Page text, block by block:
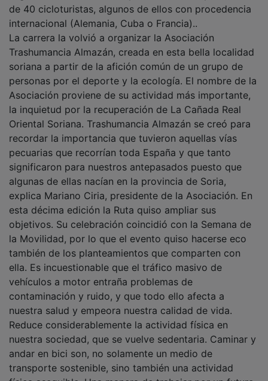
internacional (Alemania, Cuba o Francia)..
La carrera la volvió a organizar la Asociación
Trashumancia Almazán, creada en esta bella localidad
soriana a partir de la afición común de un grupo de
personas por el deporte y la ecología. El nombre de la
Asociación proviene de su actividad más importante,
la inquietud por la recuperación de La Cañada Real
Oriental Soriana. Trashumancia Almazán se creó para
recordar la importancia que tuvieron aquellas vías
pecuarias que recorrían toda España y que tanto
significaron para nuestros antepasados puesto que
algunas de ellas nacían en la provincia de Soria,
explica Mariano Ciria, presidente de la Asociación. En
esta décima edición la Ruta quiso ampliar sus
objetivos. Su celebración coincidió con la Semana de
la Movilidad, por lo que el evento quiso hacerse eco
también de los planteamientos que comparten con
ella. Es incuestionable que el tráfico masivo de
vehículos a motor entraña problemas de
contaminación y ruido, y que todo ello afecta a
nuestra salud y empeora nuestra calidad de vida.
Reduce considerablemente la actividad física en
nuestra sociedad, que se vuelve sedentaria. Caminar y
andar en bici son, no solamente un medio de
transporte sostenible, sino también una actividad
física asequible. Una manera de trabajar por un futuro